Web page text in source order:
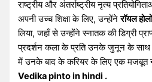
राष्ट्रीय और अंतर्राष्ट्रीय नृत्य
अपनी उच्च शिक्षा के लिए, उन्होंनेरॉयल
लिया, जहाँ से उन्होंने स्नातक की डिग्री
प्रदर्शन कला के प्रति उनके जुनून के
में उनके बाद के करियर के लिए एक मजबूत
Vedika pinto in hindi .